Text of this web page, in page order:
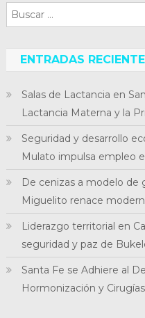
ENTRADAS
Salas de Lactancia en
Lactancia Materna y la
Seguridad y desarrollo
Mulato impulsa empleo
De cenizas a modelo de
Miguelito renace
Liderazgo territorial en
seguridad y paz de
Santa Fe se Adhiere al
Hormonización y